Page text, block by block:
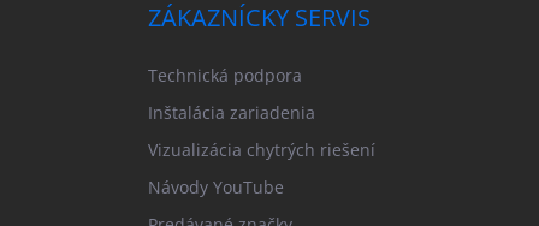
ZÁKAZNÍCKY SERVIS
Technická podpora
Inštalácia zariadenia
Vizualizácia chytrých riešení
Návody YouTube